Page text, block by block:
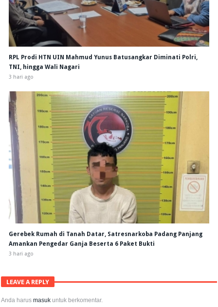
RPL Prodi HTN UIN Mahmud Yunus Batusangkar Diminati Polri,
TNI, hingga Wali Nagari
3 hari ago
Gerebek Rumah di Tanah Datar, Satresnarkoba Padang Panjang
Amankan Pengedar Ganja Beserta 6 Paket Bukti
3 hari ago
LEAVE A REPLY
Anda harusmasuk untuk berkomentar.